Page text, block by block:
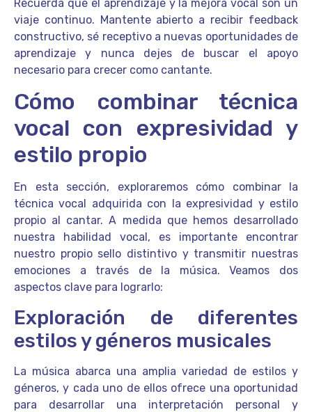
Recuerda que el aprendizaje y la mejora vocal son un
viaje continuo. Mantente abierto a recibir feedback
constructivo, sé receptivo a nuevas oportunidades de
aprendizaje y nunca dejes de buscar el apoyo
necesario para crecer como cantante.
Cómo combinar técnica
vocal con expresividad y
estilo propio
En esta sección, exploraremos cómo combinar la
técnica vocal adquirida con la expresividad y estilo
propio al cantar. A medida que hemos desarrollado
nuestra habilidad vocal, es importante encontrar
nuestro propio sello distintivo y transmitir nuestras
emociones a través de la música. Veamos dos
aspectos clave para lograrlo:
Exploración de diferentes
estilos y géneros musicales
La música abarca una amplia variedad de estilos y
géneros, y cada uno de ellos ofrece una oportunidad
para desarrollar una interpretación personal y